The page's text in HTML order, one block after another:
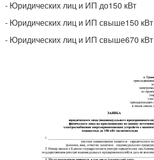
- Юридических лиц и ИП до150 кВт
- Юридических лиц и ИП свыше150 кВт
- Юридических лиц и ИП свыше670 кВт